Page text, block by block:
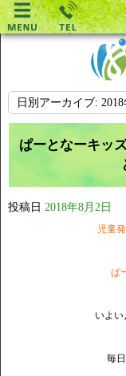
日別アーカイブ:
ぱーとなーキッ
投稿日 2018年8月2日
児童
ぱ
いよい
毎